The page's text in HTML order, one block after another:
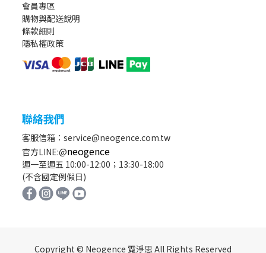
會員專區
購物與配送說明
條款細則
隱私權政策
聯絡我們
客服信箱：service@neogence.com.tw
官方LINE:@neogence
週一至週五 10:00-12:00；13:30-18:00
(不含國定例假日)
Copyright © Neogence 霓淨思 All Rights Reserved